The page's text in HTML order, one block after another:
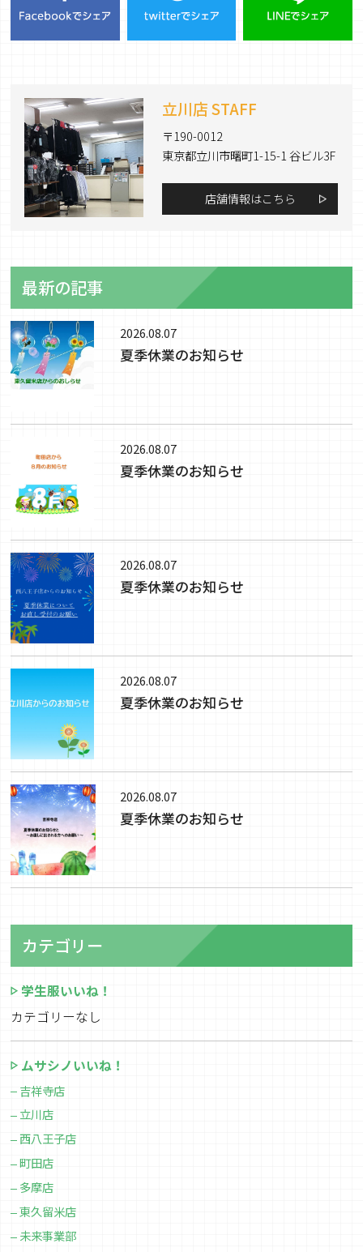
立川店 STAFF
〒190-0012
東京都立川市曙町1-15-1 谷ビル3F
店舗情報はこちら
最新の記事
2026.08.07
夏季休業のお知らせ
2026.08.07
夏季休業のお知らせ
2026.08.07
夏季休業のお知らせ
2026.08.07
夏季休業のお知らせ
2026.08.07
夏季休業のお知らせ
カテゴリー
学生服いいね！
カテゴリーなし
ムサシノいいね！
吉祥寺店
立川店
西八王子店
町田店
多摩店
東久留米店
未来事業部